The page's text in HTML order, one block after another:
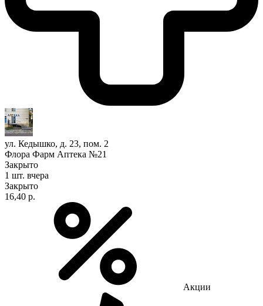
ул. Кедышко, д. 23, пом. 2
Флора Фарм Аптека №21
Закрыто
1 шт. вчера
Закрыто
16,40 р.
Акции